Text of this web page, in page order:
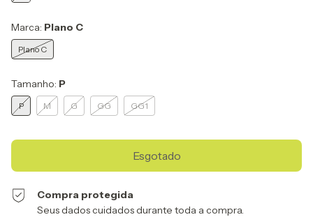
Marca: Plano C
Plano C
Tamanho: P
P M G GG GG1
Compra protegida
Seus dados cuidados durante toda a compra.